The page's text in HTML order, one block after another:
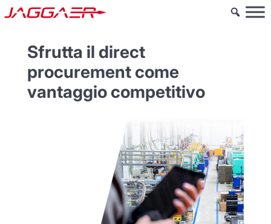
Sfrutta il direct
procurement come
vantaggio competitivo